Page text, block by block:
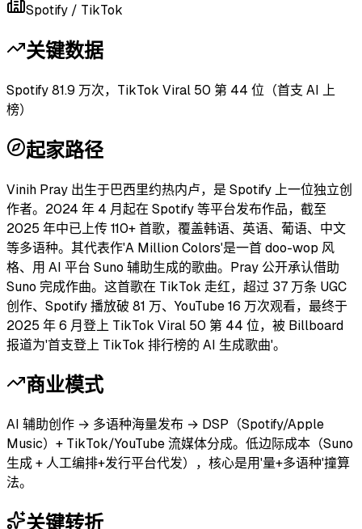
Spotify / TikTok
关键数据
Spotify 81.9 万次，TikTok Viral 50 第 44 位（首支 AI 上
榜）
起家路径
Vinih Pray 出生于巴西里约热内卢，是 Spotify 上一位独立创
作者。2024 年 4 月起在 Spotify 等平台发布作品，截至
2025 年中已上传 110+ 首歌，覆盖韩语、英语、葡语、中文
等多语种。其代表作'A Million Colors'是一首 doo-wop 风
格、用 AI 平台 Suno 辅助生成的歌曲。Pray 公开承认借助
Suno 完成作曲。这首歌在 TikTok 走红，超过 37 万条 UGC
创作、Spotify 播放破 81 万、YouTube 16 万次观看，最终于
2025 年 6 月登上 TikTok Viral 50 第 44 位，被 Billboard
报道为'首支登上 TikTok 排行榜的 AI 生成歌曲'。
商业模式
AI 辅助创作 → 多语种海量发布 → DSP（Spotify/Apple
Music）+ TikTok/YouTube 流媒体分成。低边际成本（Suno
生成 + 人工编排+发行平台代发），核心是用'量+多语种'撞算
法。
关键转折